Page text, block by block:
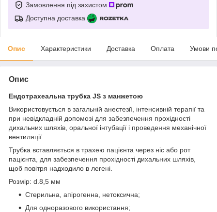
Замовлення під захистом
Доступна доставка
Опис Характеристики Доставка Оплата Умови
Опис
Ендотрахеальна трубка JS з манжетою
Використовується в загальній анестезії, інтенсивній терапії та
при невідкладній допомозі для забезпечення прохідності
дихальних шляхів, оральної інтубації і проведення механічної
вентиляції.
Трубка вставляється в трахею пацієнта через ніс або рот
пацієнта, для забезпечення прохідності дихальних шляхів,
щоб повітря надходило в легені.
Розмір: d.8,5 мм
Стерильна, апірогенна, нетоксична;
Для одноразового використання;